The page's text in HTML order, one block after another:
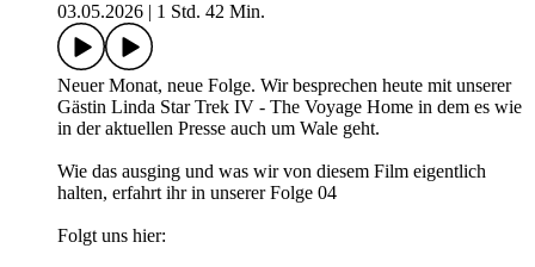
03.05.2026
1 Std. 42 Min.
Neuer Monat, neue Folge. Wir besprechen heute mit unserer
Gästin Linda Star Trek IV - The Voyage Home in dem es wie
in der aktuellen Presse auch um Wale geht.
Wie das ausging und was wir von diesem Film eigentlich
halten, erfahrt ihr in unserer Folge 04
Folgt uns hier: